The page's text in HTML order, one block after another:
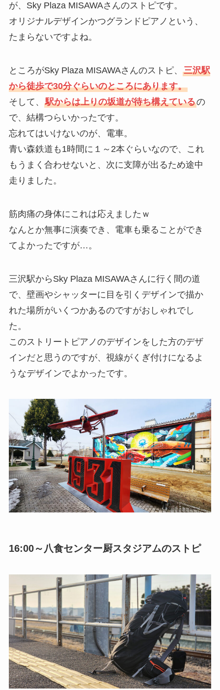
が、Sky Plaza MISAWAさんのストピです。
オリジナルデザインかつグランドピアノという、
たまらないですよね。
ところがSky Plaza MISAWAさんのストピ、 三沢駅
から徒歩で30分ぐらいのところにあります。
そして、 駅からは上りの坂道が待ち構えているの
で、結構つらいかったです。
忘れてはいけないのが、電車。
青い森鉄道も1時間に１～2本ぐらいなので、これ
もうまく合わせないと、次に支障が出るため途中
走りました。
筋肉痛の身体にこれは応えましたｗ
なんとか無事に演奏でき、電車も乗ることができ
てよかったですが…。
三沢駅からSky Plaza MISAWAさんに行く間の道
で、壁画やシャッターに目を引くデザインで描か
れた場所がいくつかあるのですがおしゃれでし
た。
このストリートピアノのデザインをした方のデザ
インだと思うのですが、視線がくぎ付けになるよ
うなデザインでよかったです。
16:00～八食センター厨スタジアムのストピ